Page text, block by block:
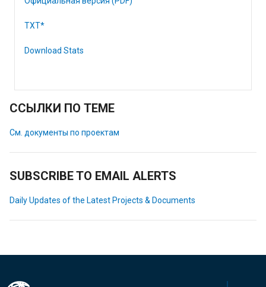
TXT*
Download Stats
ССЫЛКИ ПО ТЕМЕ
См. документы по проектам
SUBSCRIBE TO EMAIL ALERTS
Daily Updates of the Latest Projects & Documents